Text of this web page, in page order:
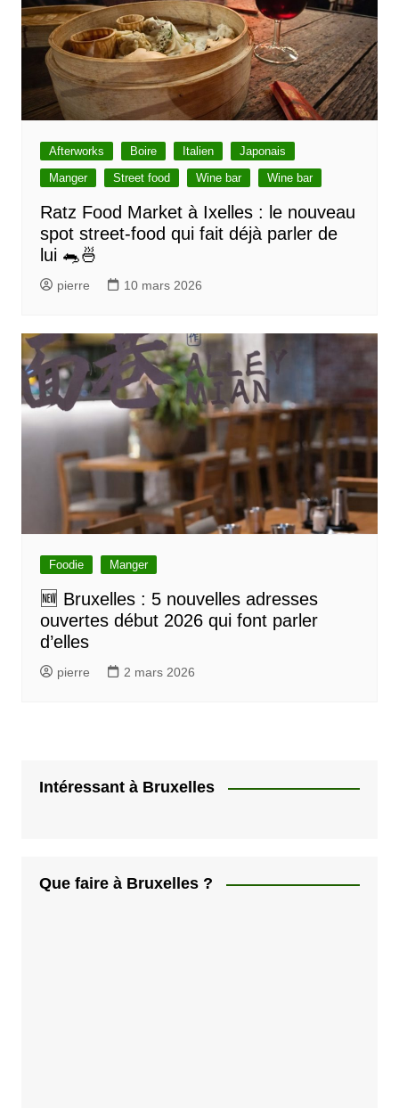
Afterworks Boire Italien
Japonais
Manger
Street food Wine bar Wine bar
Ratz Food Market à Ixelles : le nouveau
spot street-food qui fait déjà parler de
lui 🐀🍜
pierre 10 mars 2026
Foodie Manger
🆕 Bruxelles : 5 nouvelles adresses
ouvertes début 2026 qui font parler
d’elles
pierre 2 mars 2026
Intéressant à Bruxelles
Que faire à Bruxelles ?